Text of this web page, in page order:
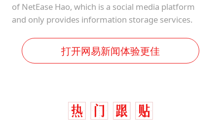
of NetEase Hao, which is a social media platform
and only provides information storage services.
打开网易新闻体验更佳